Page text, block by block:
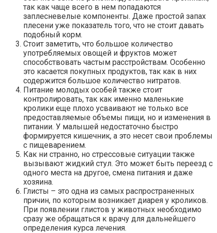
так как чаще всего в нем попадаются
заплесневелые компоненты. Даже простой запах
плесени уже показатель того, что не стоит давать
подобный корм.
Стоит заметить, что большое количество
употребляемых овощей и фруктов может
способствовать частым расстройствам. Особенно
это касается покупных продуктов, так как в них
содержится большое количество нитратов.
Питание молодых особей также стоит
контролировать, так как именно маленькие
кролики еще плохо усваивают не только все
предоставляемые объемы пищи, но и изменения в
питании. У малышей недостаточно быстро
формируется кишечник, а это несет свои проблемы
с пищеварением.
Как ни странно, но стрессовые ситуации также
вызывают жидкий стул. Это может быть переезд с
одного места на другое, смена питания и даже
хозяина.
Глисты – это одна из самых распространенных
причин, по которым возникает диарея у кроликов.
При появлении глистов у животных необходимо
сразу же обращаться к врачу для дальнейшего
определения курса лечения.